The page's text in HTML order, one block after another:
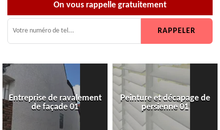
On vous rappelle gratuitement
Entreprise de ravalement
de façade 01
Peinture et décapage de
persienne 01